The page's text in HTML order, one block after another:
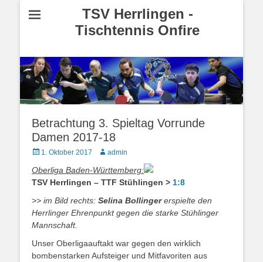
TSV Herrlingen -
Tischtennis Onfire
Betrachtung 3. Spieltag Vorrunde
Damen 2017-18
Posted
1. Oktober 2017 Autoradmin
Oberliga Baden-Württemberg:
TSV Herrlingen – TTF Stühlingen > 1:8
>> im Bild rechts: Selina Bollingererspielte den
Herrlinger Ehrenpunkt gegen die starke Stühlinger
Mannschaft.
Unser Oberligaauftakt war gegen den wirklich
bombenstarken Aufsteiger und Mitfavoriten aus